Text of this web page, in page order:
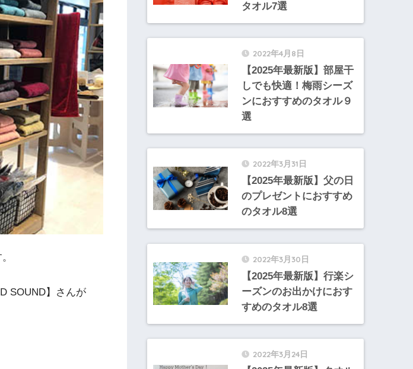
SOUND】さんが
タオル7選
2022年4月8日
【2025年最新版】部屋干
しでも快適！梅雨シーズ
ンにおすすめのタオル９
選
2022年3月31日
【2025年最新版】父の日
のプレゼントにおすすめ
のタオル8選
2022年3月30日
【2025年最新版】行楽シ
ーズンのお出かけにおす
すめのタオル8選
2022年3月24日